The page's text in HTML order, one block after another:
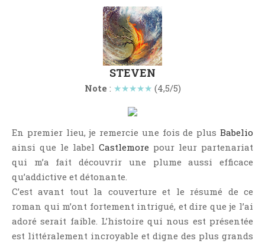
Rendez-Vous Livresques
Roman D'apprentissage
Romance Contemporaine
SF Et Fantasy
Sociologie
Surnaturel
Swaps Et Challenges
Tag
STEVEN
Note : ★★★★★ (4,5/5)
En premier lieu, je remercie une fois de plus Babelio
ainsi que le label Castlemore pour leur partenariat
qui m’a fait découvrir une plume aussi efficace
qu’addictive et détonante.
C’est avant tout la couverture et le résumé de ce
roman qui m’ont fortement intrigué, et dire que je l’ai
adoré serait faible. L’histoire qui nous est présentée
est littéralement incroyable et digne des plus grands